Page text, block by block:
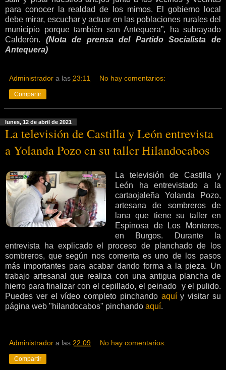
para conocer la realdad de los mimos. El gobierno local
debe mirar, escuchar y actuar en las poblaciones rurales del
municipio porque también son Antequera”, ha subrayado
Calderón. (Nota de prensa del Partido Socialista de
Antequera)
Administrador a las 23:11 No hay comentarios:
Compartir
lunes, 12 de abril de 2021
La televisión de Castilla y León entrevista
a Yolanda Pozo en su taller Hilandocabos
La televisión de Castilla y
León ha entrevistado a la
cartaojaleña Yolanda Pozo,
artesana de sombreros de
lana que tiene su taller en
Espinosa de Los Monteros,
en Burgos. Durante la
entrevista ha explicado el proceso de planchado de los
sombreros, que según nos comenta es uno de los pasos
más importantes para acabar dando forma a la pieza. Un
trabajo artesanal que realiza con una antigua plancha de
hierro para finalizar con el cepillado, el peinado y el pulido.
Puedes ver el vídeo completo pinchando aquíy visitar su
página web "hilandocabos" pinchando aquí.
Administrador a las 22:09 No hay comentarios:
Compartir